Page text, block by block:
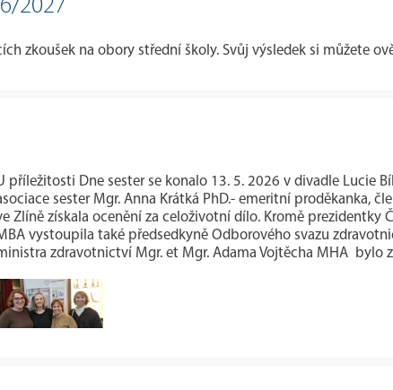
2027
zkoušek na obory střední školy. Svůj výsledek si můžete
příležitosti Dne sester se konalo 13. 5. 2026 v divadle Lucie
sester Mgr. Anna Krátká PhD.- emeritní proděkanka,
Zlíně získala ocenění za celoživotní dílo. Kromě prezidentky
vystoupila také předsedkyně Odborového svazu
zdravotnictví Mgr. et Mgr. Adama Vojtěcha MHA